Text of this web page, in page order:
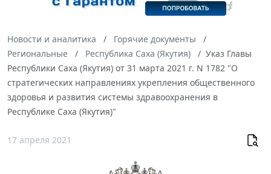
Новости и аналитика
Горячие документы
Региональные
Республика Саха (Якутия)
Указ Главы
Республики Саха (Якутия) от 31 марта 2021 г. N 1782 "О
стратегических направлениях укрепления общественного
здоровья и развития системы здравоохранения в
Республике Саха (Якутия)"
17 апреля 2021